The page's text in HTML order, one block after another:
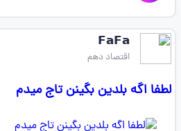
𝗙𝗮𝗙𝗮
اقتصاد دهم
لطفا اگه بلدین بگینن تاج میدم